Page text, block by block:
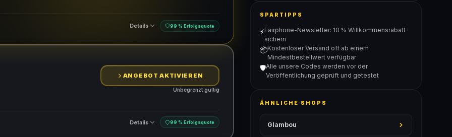
Details 99 % Erfolgsquote
ANGEBOT AKTIVIEREN
Unbegrenzt gültig
Details 99 % Erfolgsquote
SPARTIPPS
⚡Fairphone-Newsletter: 10 % Willkommensrabatt
sichern
📦Kostenloser Versand oft ab einem
Mindestbestellwert verfügbar
🛡️Alle unsere Codes werden vor der
Veröffentlichung geprüft und getestet
ÄHNLICHE SHOPS
Glambou